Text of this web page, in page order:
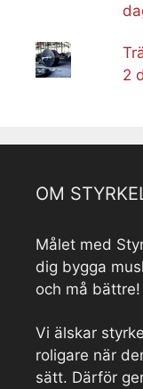
2
OM
Målet med
dig bygga
och må bättre!
Vi älskar
roligare när
sätt. Därför